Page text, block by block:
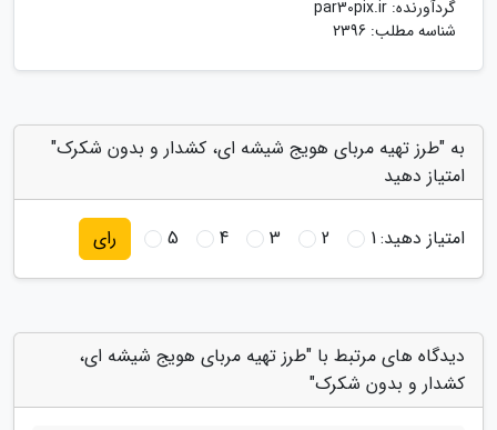
گردآورنده: par30pix.ir
شناسه مطلب: 2396
به "طرز تهیه مربای هویج شیشه ای، کشدار و بدون شکرک"
امتیاز دهید
امتیاز دهید:1
2
3
4
5 رای
دیدگاه های مرتبط با "طرز تهیه مربای هویج شیشه ای،
کشدار و بدون شکرک"